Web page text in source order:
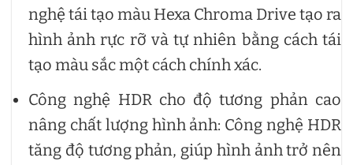
nghệ tái tạo màu Hexa Chroma Drive tạo ra
hình ảnh rực rỡ và tự nhiên bằng cách tái
tạo màu sắc một cách chính xác.
Công nghệ HDR cho độ tương phản cao
nâng chất lượng hình ảnh: Công nghệ HDR
tăng độ tương phản, giúp hình ảnh trở nên